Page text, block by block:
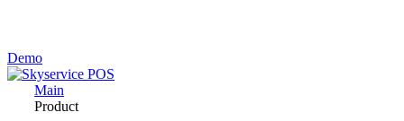
Demo
Main
Product